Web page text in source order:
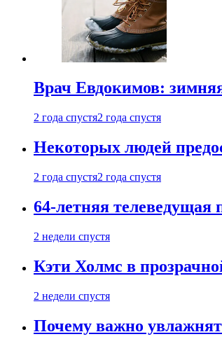
Врач Евдокимов:
2 года спустя2 года спустя
Некоторых людей
2 года спустя2 года спустя
64-летняя телеведущая
2 недели спустя
Кэти Холмс в
2 недели спустя
Почему важно